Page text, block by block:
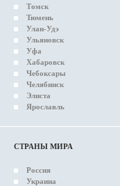
Томск
Тюмень
Улан-Удэ
Ульяновск
Уфа
Хабаровск
Чебоксары
Челябинск
Элиста
Ярославль
СТРАНЫ МИРА
Россия
Украина